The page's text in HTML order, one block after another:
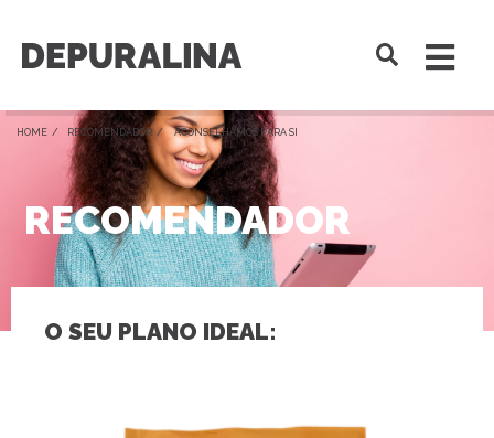
HOME / RECOMENDADOR / ACONSELHAMOS PARA SI
RECOMENDADOR
O SEU PLANO IDEAL: